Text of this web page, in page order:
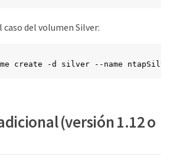
del volumen Silver:
create -d silver --name
(versión 1.12 o